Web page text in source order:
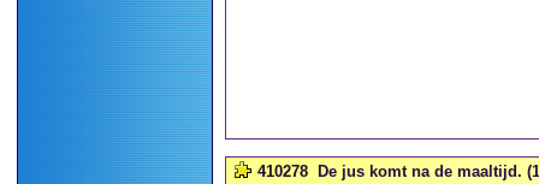
410278 De jus komt na de maaltijd.